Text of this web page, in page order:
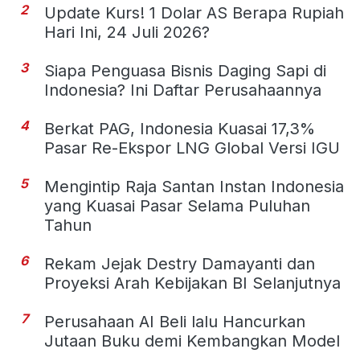
2
Update Kurs! 1 Dolar AS Berapa Rupiah
Hari Ini, 24 Juli 2026?
3
Siapa Penguasa Bisnis Daging Sapi di
Indonesia? Ini Daftar Perusahaannya
4
Berkat PAG, Indonesia Kuasai 17,3%
Pasar Re-Ekspor LNG Global Versi IGU
5
Mengintip Raja Santan Instan Indonesia
yang Kuasai Pasar Selama Puluhan
Tahun
6
Rekam Jejak Destry Damayanti dan
Proyeksi Arah Kebijakan BI Selanjutnya
7
Perusahaan AI Beli lalu Hancurkan
Jutaan Buku demi Kembangkan Model